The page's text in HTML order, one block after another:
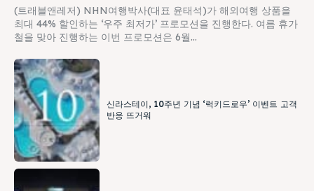
(트래블앤레저) NHN여행박사(대표 윤태석)가 해외여행 상품을
최대 44% 할인하는 ‘우주 최저가’ 프로모션을 진행한다. 여름 휴가
철을 맞아 진행하는 이번 프로모션은 6월...
신라스테이, 10주년 기념 ‘럭키드로우’ 이벤트 고객
반응 뜨거워